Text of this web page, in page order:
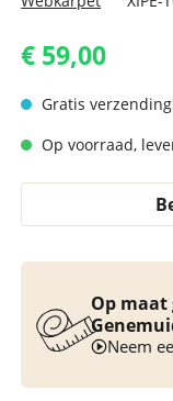
€ 59,00
Gratis
Op voorraad,
Op
Neem